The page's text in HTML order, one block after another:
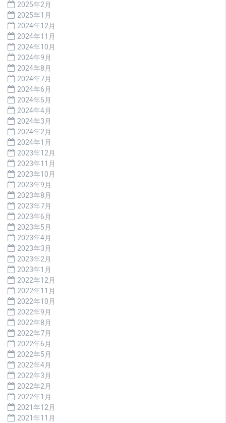
2025年2月
2025年1月
2024年12月
2024年11月
2024年10月
2024年9月
2024年8月
2024年7月
2024年6月
2024年5月
2024年4月
2024年3月
2024年2月
2024年1月
2023年12月
2023年11月
2023年10月
2023年9月
2023年8月
2023年7月
2023年6月
2023年5月
2023年4月
2023年3月
2023年2月
2023年1月
2022年12月
2022年11月
2022年10月
2022年9月
2022年8月
2022年7月
2022年6月
2022年5月
2022年4月
2022年3月
2022年2月
2022年1月
2021年12月
2021年11月